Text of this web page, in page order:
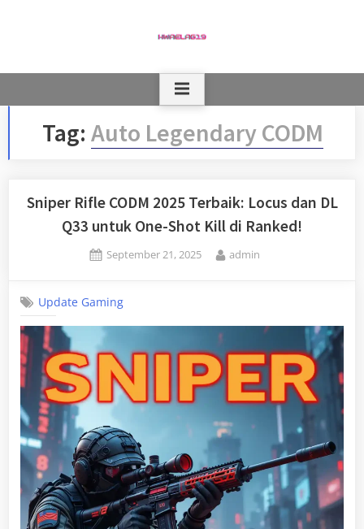
Tag: Auto Legendary CODM
Sniper Rifle CODM 2025 Terbaik: Locus dan DL
Q33 untuk One-Shot Kill di Ranked!
Posted
September 21, 2025 By
admin
Update Gaming